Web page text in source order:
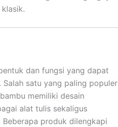
dan fungsi yang dapat
satu yang paling populer
memiliki desain
alat tulis sekaligus
produk dilengkapi